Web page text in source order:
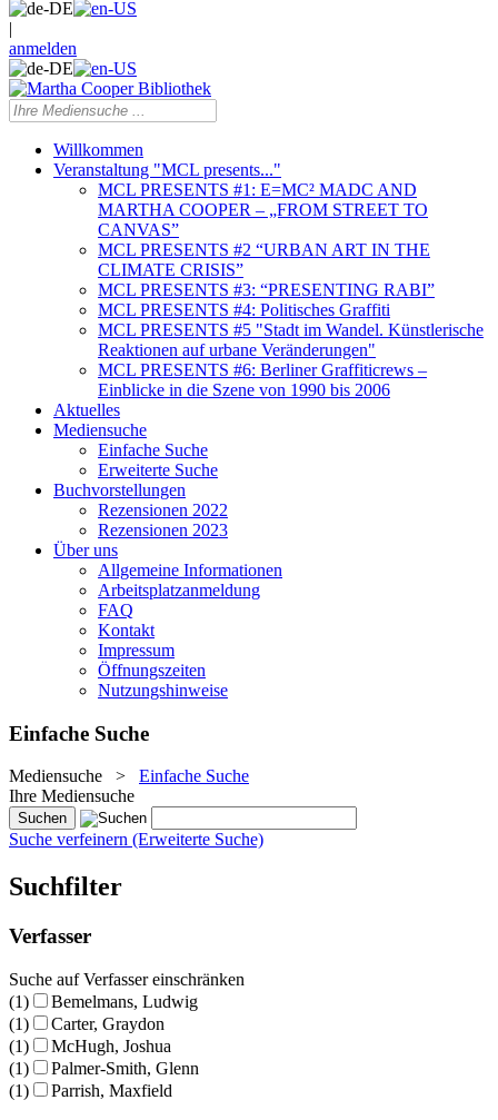
|
anmelden
Willkommen
Veranstaltung "MCL presents..."
MCL PRESENTS #1: E=MC² MADC AND
MARTHA COOPER – „FROM STREET TO
CANVAS”
MCL PRESENTS #2 “URBAN ART IN THE
CLIMATE CRISIS”
MCL PRESENTS #3: “PRESENTING RABI”
MCL PRESENTS #4: Politisches Graffiti
MCL PRESENTS #5 "Stadt im Wandel. Künstlerische
Reaktionen auf urbane Veränderungen"
MCL PRESENTS #6: Berliner Graffiticrews –
Einblicke in die Szene von 1990 bis 2006
Aktuelles
Mediensuche
Einfache Suche
Erweiterte Suche
Buchvorstellungen
Rezensionen 2022
Rezensionen 2023
Über uns
Allgemeine Informationen
Arbeitsplatzanmeldung
FAQ
Kontakt
Impressum
Öffnungszeiten
Nutzungshinweise
Einfache Suche
Mediensuche > Einfache Suche
Ihre Mediensuche
Suche verfeinern (Erweiterte Suche)
Suchfilter
Verfasser
Suche auf Verfasser einschränken
(1)
Bemelmans, Ludwig
(1)
Carter, Graydon
(1)
McHugh, Joshua
(1)
Palmer-Smith, Glenn
(1)
Parrish, Maxfield